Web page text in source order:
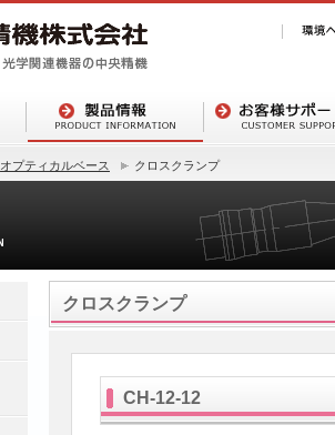
オプティカルベース クロスクランプ
クロスクランプ
CH-12-12